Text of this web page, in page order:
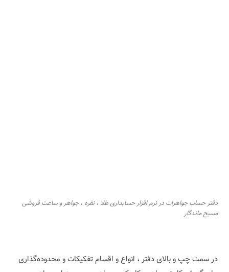
دفتر حساب جواهرات در نرم افزار حسابداری طلا ، نقره ، جواهر و ساعت فروشی
مسبح ماندگار
در سمت چپ و بالای دفتر ، انواع و اقسام تفکیکات و محدوده‌گذاری